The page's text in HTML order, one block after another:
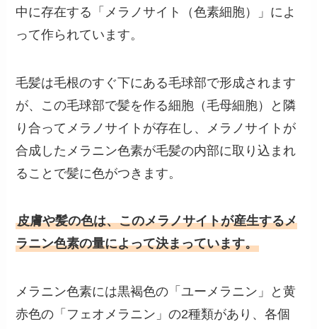
中に存在する「メラノサイト（色素細胞）」によ
って作られています。
毛髪は毛根のすぐ下にある毛球部で形成されます
が、この毛球部で髪を作る細胞（毛母細胞）と隣
り合ってメラノサイトが存在し、メラノサイトが
合成したメラニン色素が毛髪の内部に取り込まれ
ることで髪に色がつきます。
皮膚や髪の色は、このメラノサイトが産生するメ
ラニン色素の量によって決まっています。
メラニン色素には黒褐色の「ユーメラニン」と黄
赤色の「フェオメラニン」の2種類があり、各個